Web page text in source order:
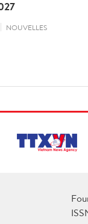
NOUVELLES